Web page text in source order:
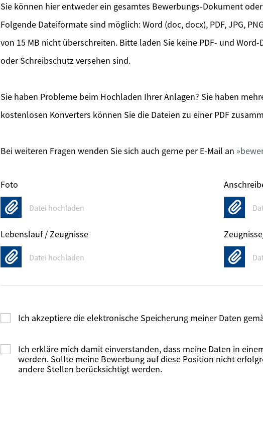
Sie können hier entweder ein gesamtes Bewerbungs-Dokument
Folgende Dateiformate sind möglich: Word (doc, docx), PDF, JPG,
von 15 MB nicht überschreiten. Bitte laden Sie keine PDF- und
oder Schreibschutz versehen sind.
Sie haben Probleme beim Hochladen Ihrer Anlagen? Sie haben
kostenlosen Konverters können Sie die Dateien zu einer PDF
Bei weiteren Fragen wenden Sie sich auch gerne per E-Mail an
Foto
Datei hochladen
Lebenslauf / Zeugnisse
Datei hochladen
Ich akzeptiere die elektronische Speicherung meiner Daten
Ich erkläre mich damit einverstanden, dass meine Daten in
werden. Sollte meine Bewerbung auf diese Position nicht
andere Stellen berücksichtigt werden.